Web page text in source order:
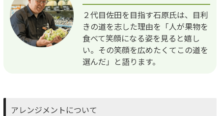
２代目佐田を目指す石原氏は、目利
きの道を志した理由を「人が果物を
食べて笑顔になる姿を見ると嬉し
い。その笑顔を広めたくてこの道を
選んだ」と語ります。
アレンジメントについて